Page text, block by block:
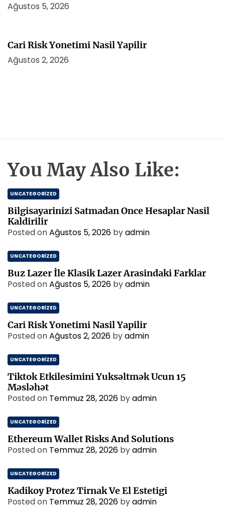
Ağustos 5, 2026
Cari Risk Yonetimi Nasil Yapilir
Ağustos 2, 2026
You May Also Like:
UNCATEGORIZED
Bilgisayarinizi Satmadan Once Hesaplar Nasil
Kaldirilir
Posted onAğustos 5, 2026 byadmin
UNCATEGORIZED
Buz Lazer İle Klasik Lazer Arasindaki Farklar
Posted onAğustos 5, 2026 byadmin
UNCATEGORIZED
Cari Risk Yonetimi Nasil Yapilir
Posted onAğustos 2, 2026 byadmin
UNCATEGORIZED
Tiktok Etkilesimini Yuksəltmək Ucun 15
Məsləhət
Posted on Temmuz 28, 2026 byadmin
UNCATEGORIZED
Ethereum Wallet Risks And Solutions
Posted on Temmuz 28, 2026 byadmin
UNCATEGORIZED
Kadikoy Protez Tirnak Ve El Estetigi
Posted on Temmuz 28, 2026 byadmin